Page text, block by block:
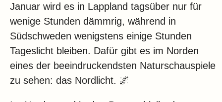
Januar wird es in Lappland tagsüber nur für
wenige Stunden dämmrig, während in
Südschweden wenigstens einige Stunden
Tageslicht bleiben. Dafür gibt es im Norden
eines der beeindruckendsten Naturschauspiele
zu sehen: das Nordlicht. 🌌